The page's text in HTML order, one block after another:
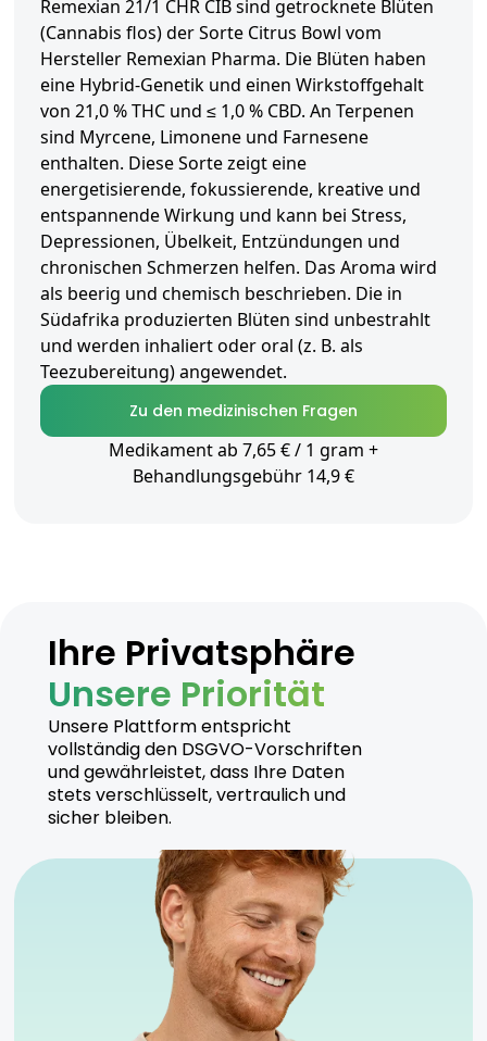
Remexian 21/1 CHR CIB sind getrocknete Blüten
(Cannabis flos) der Sorte Citrus Bowl vom
Hersteller Remexian Pharma. Die Blüten haben
eine Hybrid-Genetik und einen Wirkstoffgehalt
von 21,0 % THC und ≤ 1,0 % CBD. An Terpenen
sind Myrcene, Limonene und Farnesene
enthalten. Diese Sorte zeigt eine
energetisierende, fokussierende, kreative und
entspannende Wirkung und kann bei Stress,
Depressionen, Übelkeit, Entzündungen und
chronischen Schmerzen helfen. Das Aroma wird
als beerig und chemisch beschrieben. Die in
Südafrika produzierten Blüten sind unbestrahlt
und werden inhaliert oder oral (z. B. als
Teezubereitung) angewendet.
Zu den medizinischen Fragen
Medikament ab 7,65 € / 1 gram +
Behandlungsgebühr 14,9 €
Ihre Privatsphäre
Unsere Priorität
Unsere Plattform entspricht
vollständig den DSGVO-Vorschriften
und gewährleistet, dass Ihre Daten
stets verschlüsselt, vertraulich und
sicher bleiben.